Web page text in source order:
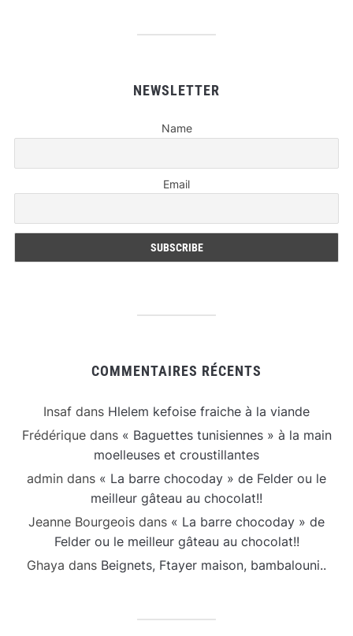
NEWSLETTER
Name
Email
COMMENTAIRES RÉCENTS
Insaf dans Hlelem kefoise fraiche à la viande
Frédériquedans « Baguettes tunisiennes » à la main
moelleuses et croustillantes
admin dans « La barre chocoday » de Felder ou le
meilleur gâteau au chocolat!!
Jeanne Bourgeois dans « La barre chocoday » de
Felder ou le meilleur gâteau au chocolat!!
Ghaya dans Beignets, Ftayer maison, bambalouni..